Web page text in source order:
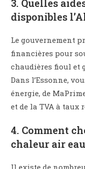
3. Quelles
disponibles
Le gouvernement
financières pour
chaudières fioul et
Dans l’Essonne,
énergie, de
et de la TVA à taux
4. Comment
chaleur air
Il existe de